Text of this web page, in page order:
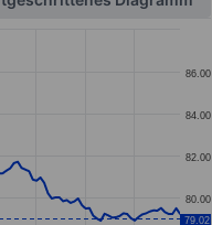
80.00
82.00
84.00
86.00
79.02